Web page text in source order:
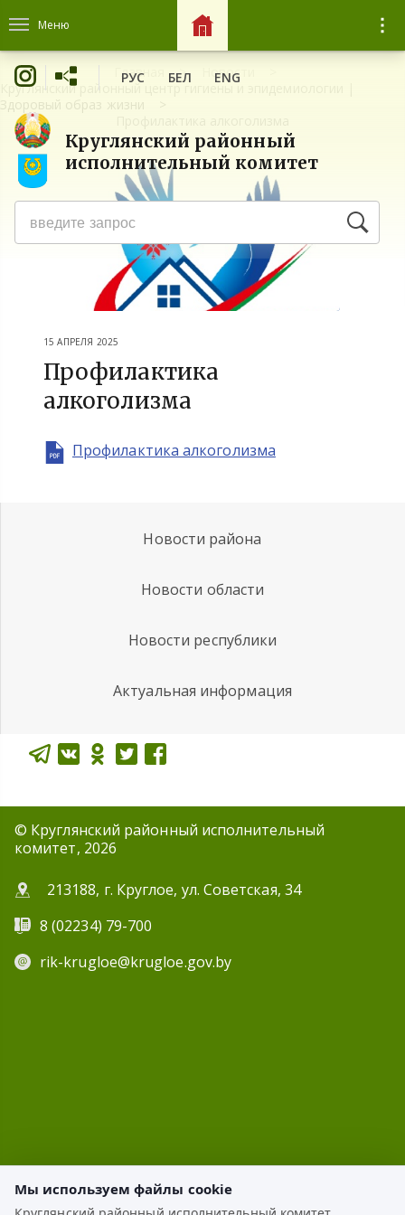
Меню
Круглянский районный
исполнительный комитет
РУС БЕЛ ENG
Главная
Новости
Круглянский районный центр гигиены и эпидемиологии |
Здоровый образ жизни
15 АПРЕЛЯ 2025
Профилактика
алкоголизма
Профилактика алкоголизма
Новости района
Новости области
Новости республики
Актуальная информация
© Круглянский районный исполнительный
комитет, 2026
213188, г. Круглое, ул. Советская, 34
8 (02234) 79-700
rik-krugloe@krugloe.gov.by
Мы используем файлы cookie